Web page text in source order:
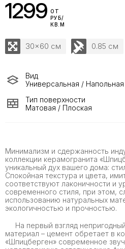
Минимализм и сдержанность
коллекции керамогранита
уникальный дух вашего дома:
Спокойная текстура и цвета,
соответствуют лаконичности и
современного стиля, при этом,
использованию натуральных
экологичностью и прочностью.
На первый взгляд
материал – цемент обретает в
«Шпицберген» современное
1299 ОТ
РУБ/
КВ.М
30x60 см 0.85 см
Вид
Универсальная / Напольная
Тип поверхности
Матовая / Плоская